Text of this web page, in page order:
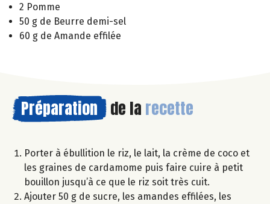
2 Pomme
50 g de Beurre demi-sel
60 g de Amande effilée
Préparation de la recette
Porter à ébullition le riz, le lait, la crème de coco et
les graines de cardamome puis faire cuire à petit
bouillon jusqu’à ce que le riz soit très cuit.
Ajouter 50 g de sucre, les amandes effilées, les